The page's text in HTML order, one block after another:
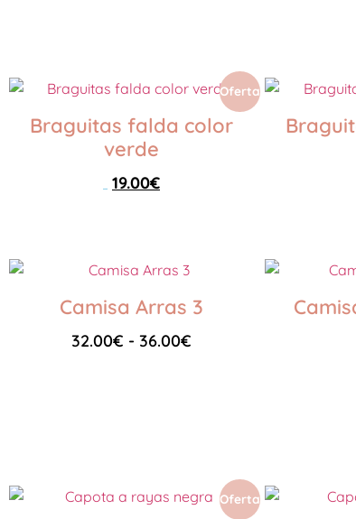
Oferta
Braguitas falda color
verde
19.00€
Camisa Arras 3
32.00€ - 36.00€
Oferta